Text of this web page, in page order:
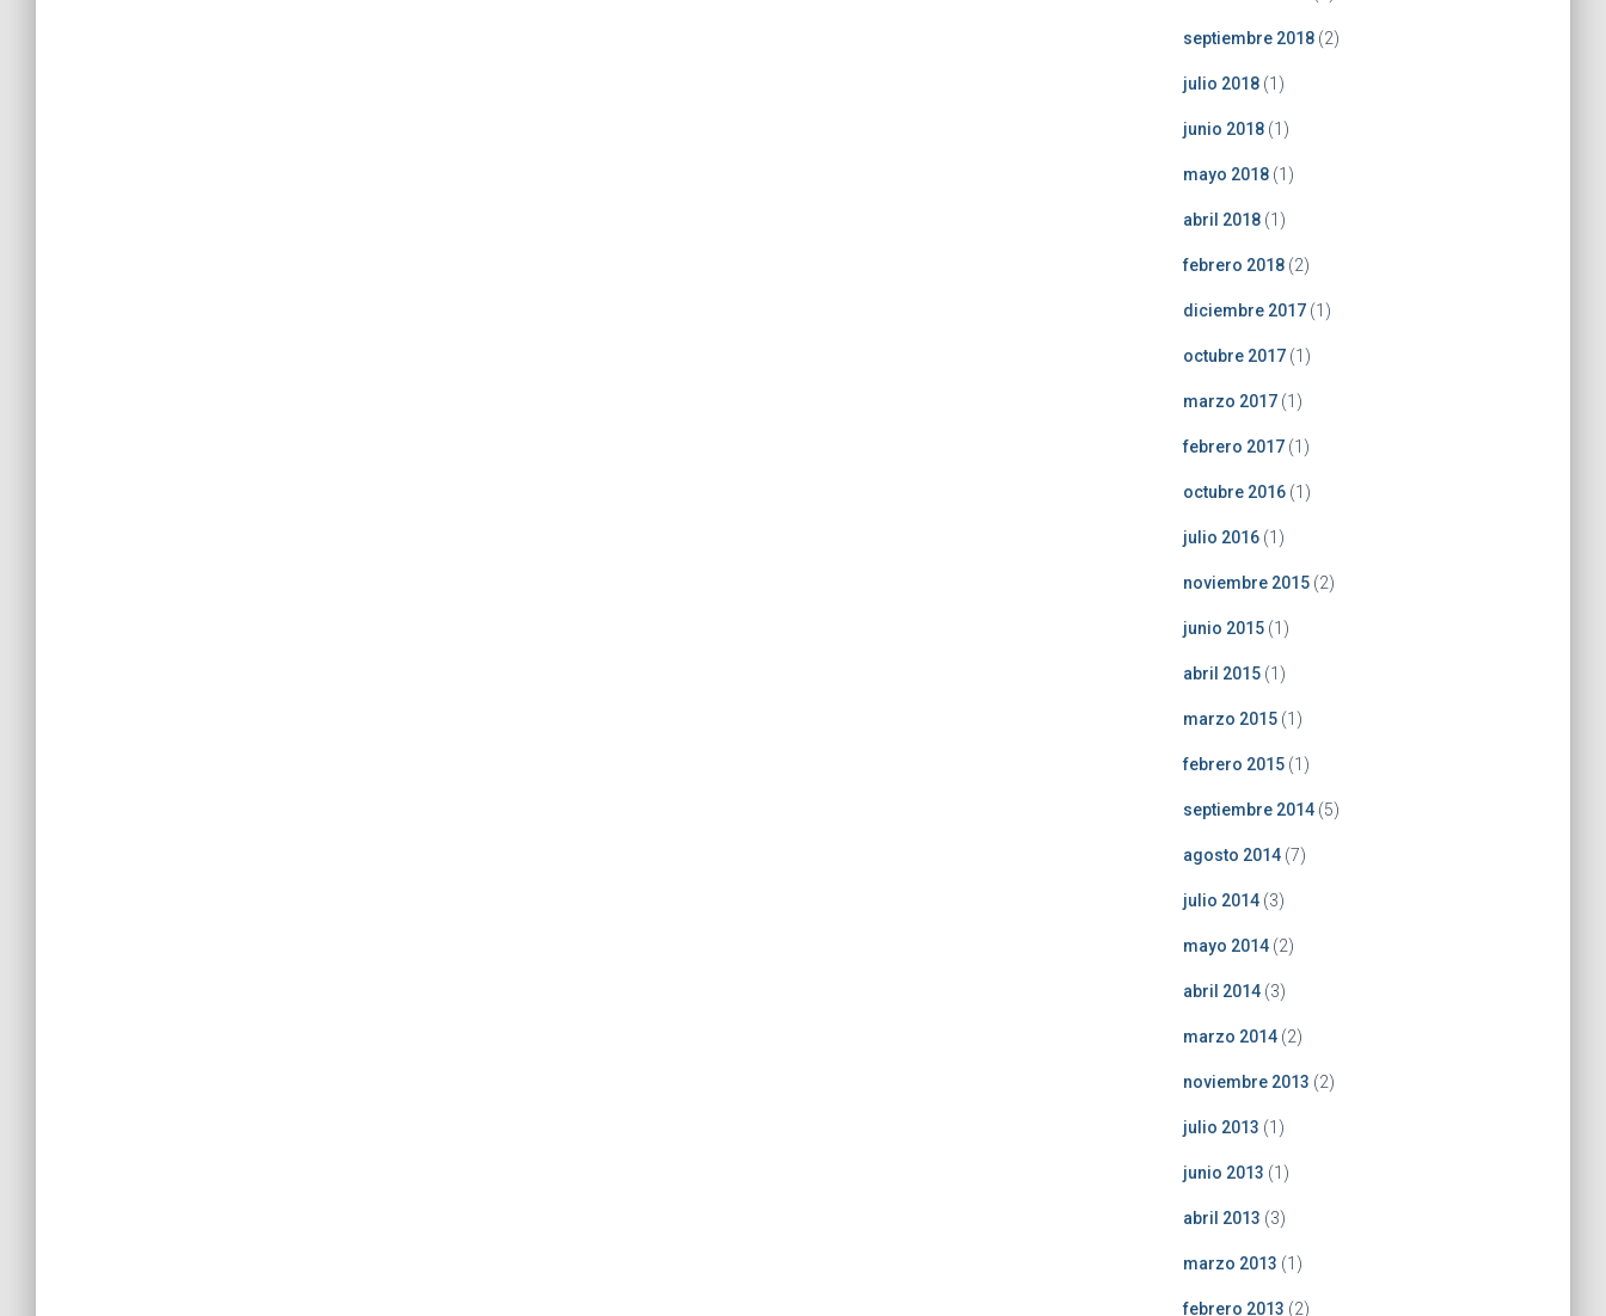
septiembre 2018(2)
julio 2018(1)
junio 2018(1)
mayo 2018(1)
abril 2018(1)
febrero 2018(2)
diciembre 2017(1)
octubre 2017(1)
marzo 2017(1)
febrero 2017(1)
octubre 2016(1)
julio 2016(1)
noviembre 2015(2)
junio 2015(1)
abril 2015(1)
marzo 2015(1)
febrero 2015(1)
septiembre 2014(5)
agosto 2014(7)
julio 2014(3)
mayo 2014(2)
abril 2014(3)
marzo 2014(2)
noviembre 2013 (2)
julio 2013 (1)
junio 2013 (1)
abril 2013 (3)
marzo 2013 (1)
febrero 2013 (2)